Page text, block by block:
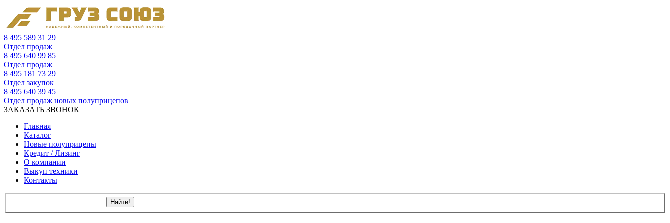
8 495 589 31 29
Отдел продаж
8 495 640 99 85
Отдел продаж
8 495 181 73 29
Отдел закупок
8 495 640 39 45
Отдел продаж новых полуприцепов
ЗАКАЗАТЬ ЗВОНОК
Главная
Каталог
Новые полуприцепы
Кредит / Лизинг
О компании
Выкуп техники
Контакты